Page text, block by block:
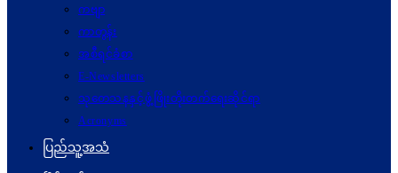
ကဗျာ
ကာတွန်း
အစီရင်ခံစာ
E-Newsletters
သုတေသနနှင့်ဖွံ့ဖြိုးတိုးတက်ရေးဆိုင်ရာ
Acronyms
ပြည်သူ့အသံ